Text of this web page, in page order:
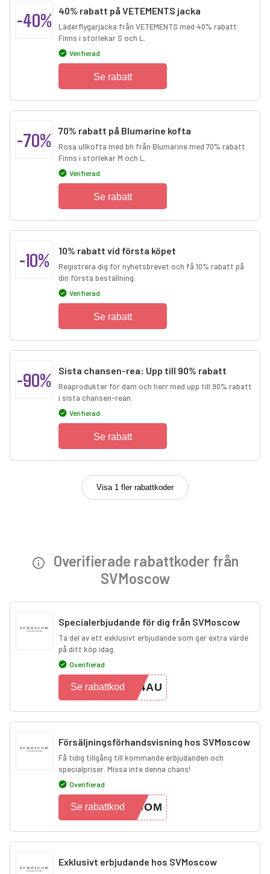
-40% 40% rabatt på VETEMENTS jacka
Läderflygarjacka från VETEMENTS med 40% rabatt.
Finns i storlekar S och L.
Verifierad
Se rabatt
-70% 70% rabatt på Blumarine kofta
Rosa ullkofta med bh från Blumarine med 70% rabatt.
Finns i storlekar M och L.
Verifierad
Se rabatt
-10% 10% rabatt vid första köpet
Registrera dig för nyhetsbrevet och få 10% rabatt på
din första beställning.
Verifierad
Se rabatt
-90% Sista chansen-rea: Upp till 90% rabatt
Reaprodukter för dam och herr med upp till 90% rabatt
i sista chansen-rean.
Verifierad
Se rabatt
Visa 1 fler rabattkoder
Overifierade rabattkoder från
SVMoscow
Specialerbjudande för dig från SVMoscow
Ta del av ett exklusivt erbjudande som ger extra värde
på ditt köp idag.
Overifierad
F4AU
Se rabattkod
Försäljningsförhandsvisning hos SVMoscow
Få tidig tillgång till kommande erbjudanden och
specialpriser. Missa inte denna chans!
Overifierad
ECOM
Se rabattkod
Exklusivt erbjudande hos SVMoscow